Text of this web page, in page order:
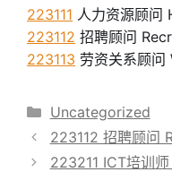
223111 人力资源顾问
223112 招聘顾问
223113 劳资关系顾
分
类
Uncategorized
223112 招聘顾问
223211 ICT培训